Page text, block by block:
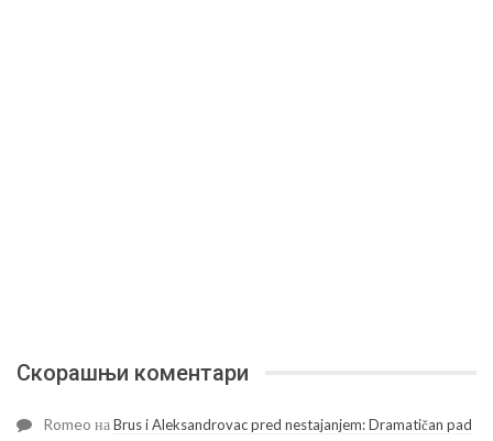
Скорашњи коментари
Romeo наBrus i Aleksandrovac pred nestajanjem: Dramatičan pad